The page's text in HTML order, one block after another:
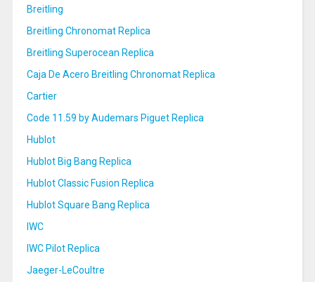
Breitling
Breitling Chronomat Replica
Breitling Superocean Replica
Caja De Acero Breitling Chronomat Replica
Cartier
Code 11.59 by Audemars Piguet Replica
Hublot
Hublot Big Bang Replica
Hublot Classic Fusion Replica
Hublot Square Bang Replica
IWC
IWC Pilot Replica
Jaeger-LeCoultre